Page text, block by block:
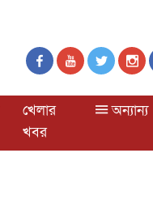
খেলার
খবর
অন্যান্য